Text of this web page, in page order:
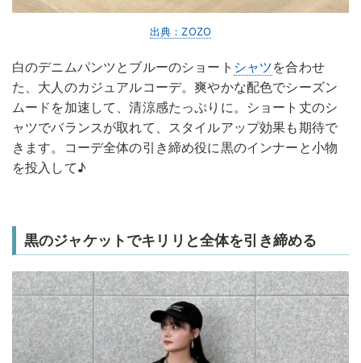
出典：ZOZO
白のデニムパンツとブルーのショート シャツを合わせ
た、大人のカジュアルコーデ。爽やかな配色でシーズン
ムードを加速して、清涼感たっぷりに。ショート丈のシ
ャツでバランスが取れて、スタイルアップ効果も期待で
きます。コーデ全体の引き締め役に黒のインナーと小物
を投入して♪
黒のジャケットでキリリと全体を引き締める